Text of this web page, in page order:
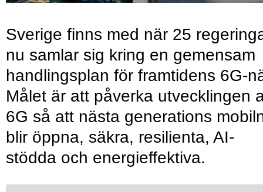
Sverige finns med när 25
nu samlar sig kring en gemensam
handlingsplan för framtidens 6G-
Målet är att påverka utvecklingen
6G så att nästa generations
blir öppna, säkra, resilienta, AI-
stödda och energieffektiva.